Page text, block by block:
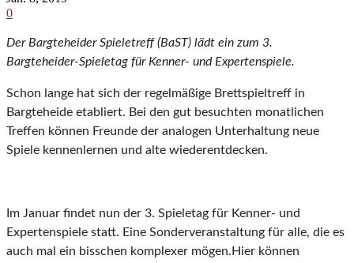
0
Der Bargteheider Spieletreff (BaST) lädt ein zum 3.
Bargteheider-Spieletag für Kenner- und Expertenspiele.
Schon lange hat sich der regelmäßige Brettspieltreff in
Bargteheide etabliert. Bei den gut besuchten monatlichen
Treffen können Freunde der analogen Unterhaltung neue
Spiele kennenlernen und alte wiederentdecken.
Im Januar findet nun der 3. Spieletag für Kenner- und
Expertenspiele statt. Eine Sonderveranstaltung für alle, die es
auch mal ein bisschen komplexer mögen.Hier können